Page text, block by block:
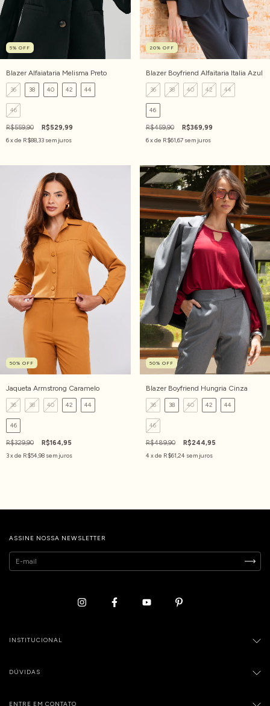
5% OFF
Blazer Alfaiataria Melisma Preto
36 38 40 42 44
46
R$559,90
R$529,99
6x de R$88,33 sem juros
20% OFF
Blazer Boyfriend Alfaitaria Italia Azul
36 38 40 42 44
46
R$459,90
R$369,99
6x de R$61,67 sem juros
50% OFF
Jaqueta Armstrong Caramelo
36 38 40 42 44
46
R$329,90
R$164,95
3x de R$54,98 sem juros
50% OFF
Blazer Boyfriend Hungria Cinza
36 38 40 42 44
46
R$489,90
R$244,95
4x de R$61,24 sem juros
ASSINE NOSSA NEWSLETTER
INSTITUCIONAL
DÚVIDAS
ENTRE EM CONTATO